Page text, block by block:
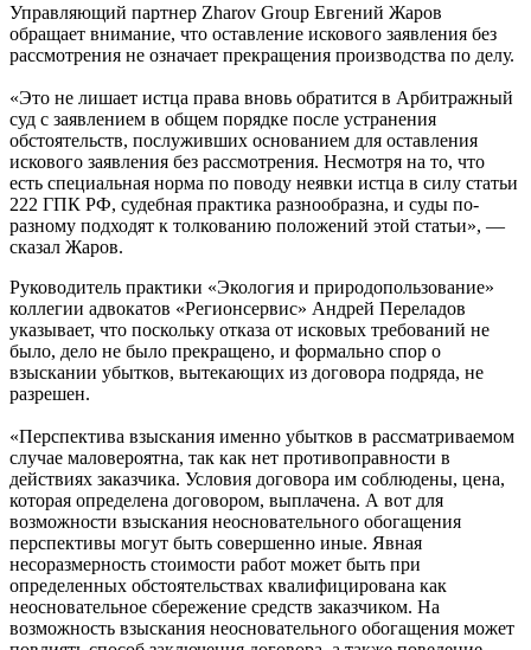
Управляющий партнер Zharov Group Евгений Жаров
обращает внимание, что оставление искового заявления без
рассмотрения не означает прекращения производства по делу.
«Это не лишает истца права вновь обратится в Арбитражный
суд с заявлением в общем порядке после устранения
обстоятельств, послуживших основанием для оставления
искового заявления без рассмотрения. Несмотря на то, что
есть специальная норма по поводу неявки истца в силу статьи
222 ГПК РФ, судебная практика разнообразна, и суды по-
разному подходят к толкованию положений этой статьи», —
сказал Жаров.
Руководитель практики «Экология и природопользование»
коллегии адвокатов «Регионсервис» Андрей Переладов
указывает, что поскольку отказа от исковых требований не
было, дело не было прекращено, и формально спор о
взыскании убытков, вытекающих из договора подряда, не
разрешен.
«Перспектива взыскания именно убытков в рассматриваемом
случае маловероятна, так как нет противоправности в
действиях заказчика. Условия договора им соблюдены, цена,
которая определена договором, выплачена. А вот для
возможности взыскания неосновательного обогащения
перспективы могут быть совершенно иные. Явная
несоразмерность стоимости работ может быть при
определенных обстоятельствах квалифицирована как
неосновательное сбережение средств заказчиком. На
возможность взыскания неосновательного обогащения может